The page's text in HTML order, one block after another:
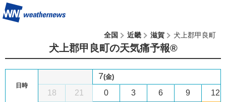
全国 近畿 滋賀 犬上郡甲良町
犬上郡甲良町の天気痛予報®︎
日時
18 21
7(金)
0 3 6 9 12